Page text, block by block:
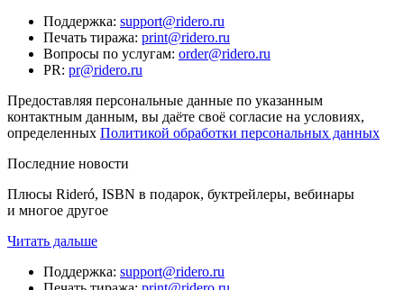
Поддержка: support@ridero.ru
Печать тиража: print@ridero.ru
Вопросы по услугам: order@ridero.ru
PR: pr@ridero.ru
Предоставляя персональные данные по указанным
контактным данным, вы даёте своё согласие на условиях,
определенных Политикой обработки персональных данных
Последние новости
Плюсы Rideró, ISBN в подарок, буктрейлеры, вебинары
и многое другое
Читать дальше
Поддержка: support@ridero.ru